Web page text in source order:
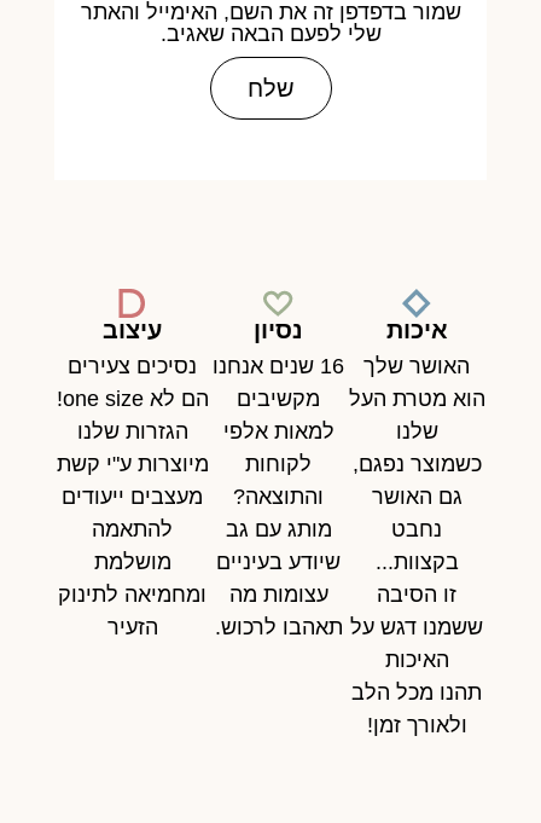
שמור בדפדפן זה את השם, האימייל והאתר
שלי לפעם הבאה שאגיב.
איכות
האושר שלך
הוא מטרת העל
שלנו
כשמוצר נפגם,
גם האושר
נחבט
בקצוות...
זו הסיבה
ששמנו דגש על
האיכות
תהנו מכל הלב
ולאורך זמן!
נסיון
16 שנים אנחנו
מקשיבים
למאות אלפי
לקוחות
והתוצאה?
מותג עם גב
שיודע בעיניים
עצומות מה
תאהבו לרכוש.
עיצוב
נסיכים צעירים
הם לא one size!
הגזרות שלנו
מיוצרות ע"י קשת
מעצבים ייעודים
להתאמה
מושלמת
ומחמיאה לתינוק
הזעיר